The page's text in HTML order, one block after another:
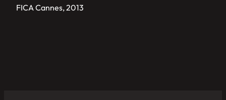
FICA Cannes, 2013